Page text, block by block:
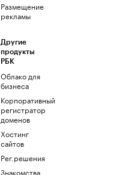
Размещение
рекламы
Другие
продукты
РБК
Облако для
бизнеса
Корпоративный
регистратор
доменов
Хостинг
сайтов
Рег.решения
Знакомства